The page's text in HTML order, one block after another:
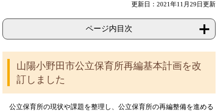
更新日：2021年11月29日更新
ページ内目次
山陽小野田市公立保育所再編基本計画を改
訂しました
公立保育所の現状や課題を整理し、公立保育所の再編整備を進める